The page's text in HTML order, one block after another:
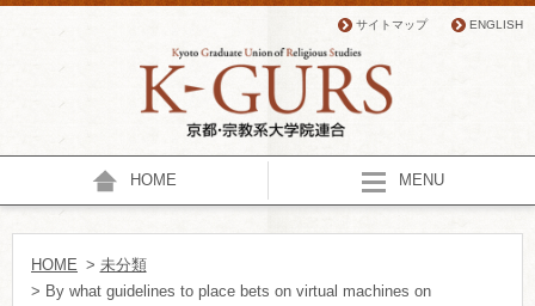
サイトマップ ENGLISH
HOME MENU
HOME > 未分類
> By what guidelines to place bets on virtual machines on